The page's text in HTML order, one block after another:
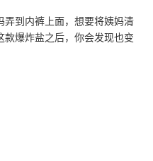
弄到内裤上面，想要将姨妈清
爆炸盐之后，你会发现也变